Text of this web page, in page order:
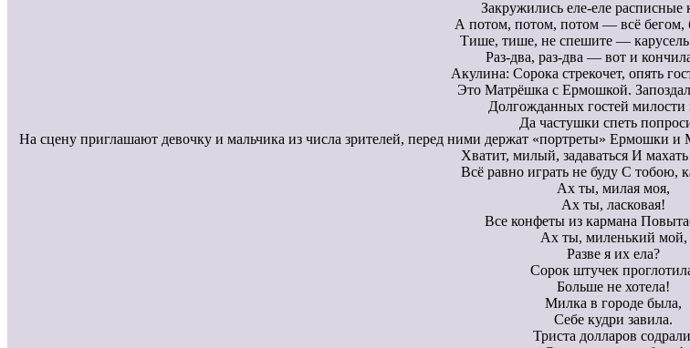
Закружились еле-еле расписные
А потом, потом, потом — всё бегом,
Тише, тише, не спешите — карусель
Раз-два, раз-два — вот и
Акулина: Сорока стрекочет, опять
Это Матрёшка с Ермошкой.
Долгожданных гостей милости
Да частушки спеть
На сцену приглашают девочку и мальчика из числа зрителей, перед ними держат «портреты» Ермошки
Хватит, милый, задаваться И
Всё равно играть не буду С тобою,
Ах ты, милая моя,
Ах ты, ласковая!
Все конфеты из кармана
Ах ты, миленький мой,
Разве я их ела?
Сорок штучек
Больше не хотела!
Милка в городе была,
Себе кудри завила.
Триста долларов